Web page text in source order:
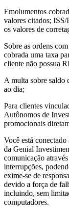
Emolumentos
valores citados;
os valores de
Sobre as ordens
cobrada uma taxa
cliente não possua
A multa sobre saldo
ao dia;
Para clientes
Autônomos de
promocionais
Você está
da Genial
comunicação
interrupções,
exime-se de
devido a força de
incluindo, sem
computadores.